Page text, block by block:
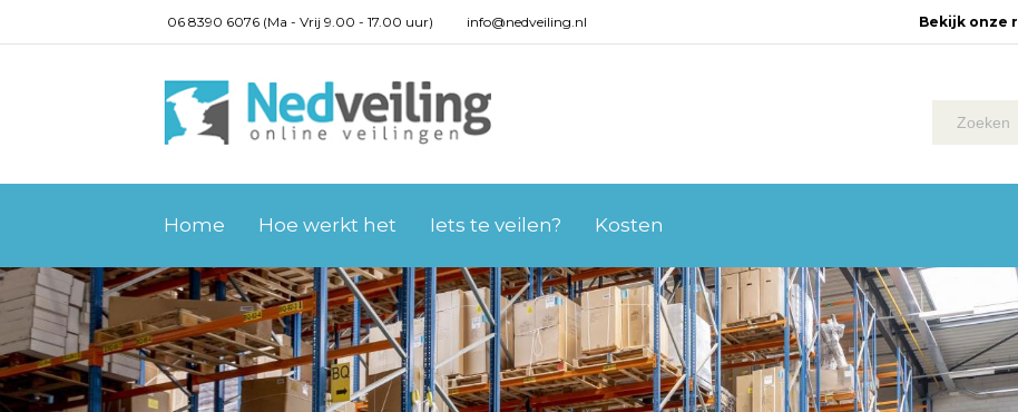
06 8390 6076 (Ma - Vrij 9.00 - 17.00 uur) info@nedveiling.nl Bekijk onze
Home Hoe werkt het Iets te veilen? Kosten